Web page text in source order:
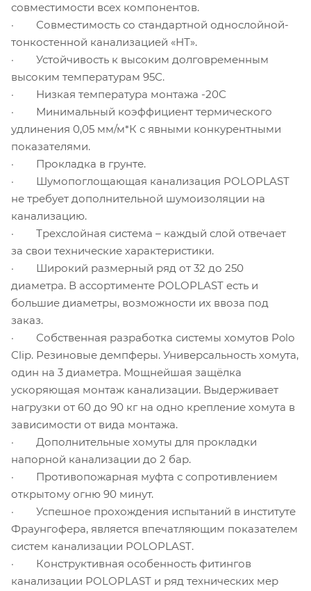
совместимости всех компонентов.
· Совместимость со стандартной однослойной-
тонкостенной канализацией «НТ».
· Устойчивость к высоким долговременным
высоким температурам 95С.
· Низкая температура монтажа -20С
· Минимальный коэффициент термического
удлинения 0,05 мм/м*К с явными конкурентными
показателями.
· Прокладка в грунте.
· Шумопоглощающая канализация POLOPLAST
не требует дополнительной шумоизоляции на
канализацию.
· Трехслойная система – каждый слой отвечает
за свои технические характеристики.
· Широкий размерный ряд от 32 до 250
диаметра. В ассортименте POLOPLAST есть и
большие диаметры, возможности их ввоза под
заказ.
· Собственная разработка системы хомутов Polo
Clip. Резиновые демпферы. Универсальность хомута,
один на 3 диаметра. Мощнейшая защёлка
ускоряющая монтаж канализации. Выдерживает
нагрузки от 60 до 90 кг на одно крепление хомута в
зависимости от вида монтажа.
· Дополнительные хомуты для прокладки
напорной канализации до 2 бар.
· Противопожарная муфта с сопротивлением
открытому огню 90 минут.
· Успешное прохождения испытаний в институте
Фраунгофера, является впечатляющим показателем
систем канализации POLOPLAST.
· Конструктивная особенность фитингов
канализации POLOPLAST и ряд технических мер